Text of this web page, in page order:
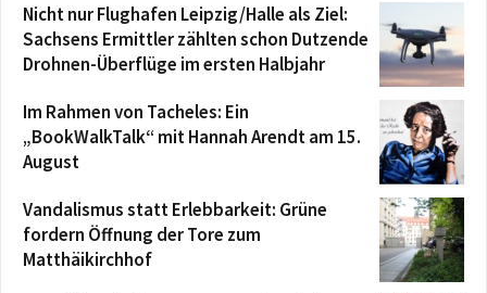
Nicht nur Flughafen Leipzig/Halle als Ziel:
Sachsens Ermittler zählten schon Dutzende
Drohnen-Überflüge im ersten Halbjahr
Im Rahmen von Tacheles: Ein
„BookWalkTalk“ mit Hannah Arendt am 15.
August
Vandalismus statt Erlebbarkeit: Grüne
fordern Öffnung der Tore zum
Matthäikirchhof